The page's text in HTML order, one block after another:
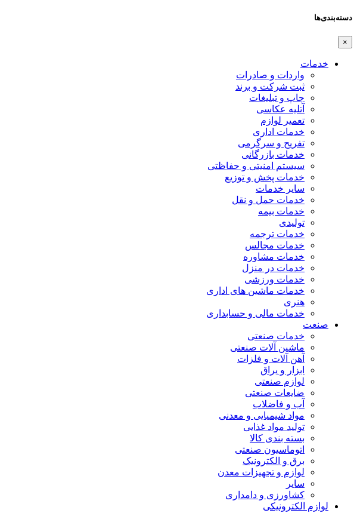
دسته‌بندی‌ها
×
خدمات
واردات و صادرات
ثبت شرکت و برند
چاپ و تبلیغات
آتلیه عکاسی
تعمیر لوازم
خدمات اداری
تفریح و سرگرمی
خدمات بازرگانی
سیستم امنیتی و حفاظتی
خدمات پخش و توزیع
سایر خدمات
خدمات حمل و نقل
خدمات بیمه
تولیدی
خدمات ترجمه
خدمات مجالس
خدمات مشاوره
خدمات در منزل
خدمات ورزشی
خدمات ماشین های اداری
هنری
خدمات مالی و حسابداری
صنعت
خدمات صنعتی
ماشین آلات صنعتی
آهن آلات و فلزات
ابزار و یراق
لوازم صنعتی
ضایعات صنعتی
آب و فاضلاب
مواد شیمیایی و معدنی
تولید مواد غذایی
بسته بندی کالا
اتوماسیون صنعتی
برق و الکترونیک
لوازم و تجهیزات معدن
سایر
کشاورزی و دامداری
لوازم الکترونیکی